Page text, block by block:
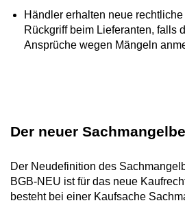
Händler erhalten neue
Rückgriff beim Lieferanten, falls
Ansprüche wegen Mängeln
Der neuer
Der Neudefinition des
BGB-NEU ist für das neue
besteht bei einer Kaufsache